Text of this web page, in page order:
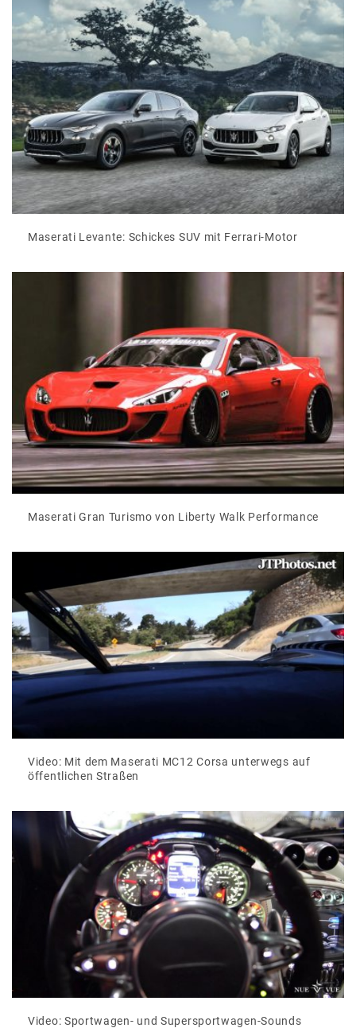
Maserati Levante: Schickes SUV mit Ferrari-Motor
Maserati Gran Turismo von Liberty Walk Performance
Video: Mit dem Maserati MC12 Corsa unterwegs auf
öffentlichen Straßen
Video: Sportwagen- und Supersportwagen-Sounds